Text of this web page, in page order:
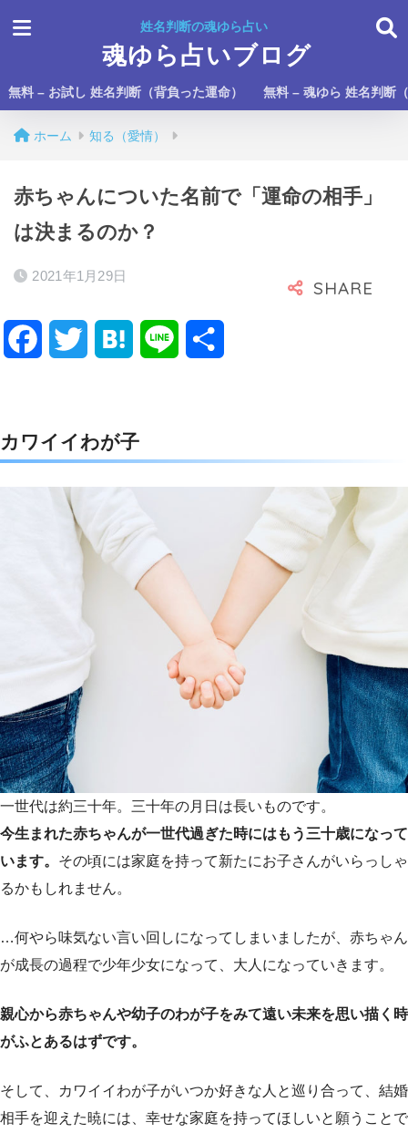
姓名判断の魂ゆら占い
魂ゆら占いブログ
無料 – お試し 姓名判断（背負った運命） 無料 – 魂ゆら 姓名判断
ホーム 知る（愛情）
赤ちゃんについた名前で「運命の相手」
は決まるのか？
2021年1月29日
e
b t n
a
カワイイわが子
一世代は約三十年。三十年の月日は長いものです。
今生まれた赤ちゃんが一世代過ぎた時にはもう三十歳になって
います。 その頃には家庭を持って新たにお子さんがいらっしゃ
るかもしれません。
…何やら味気ない言い回しになってしまいましたが、赤ちゃん
が成長の過程で少年少女になって、大人になっていきます。
親心から赤ちゃんや幼子のわが子をみて遠い未来を思い描く時
がふとあるはずです。
そして、カワイイわが子がいつか好きな人と巡り合って、結婚
相手を迎えた暁には、幸せな家庭を持ってほしいと願うことで